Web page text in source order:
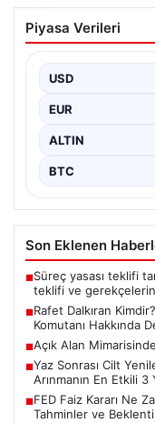
Rafet
Hava
Türkiye'nin askeri
Yüksek…
Piyasa Verileri
USD
EUR
ALTIN
BTC
Son Eklenen
■Süreç yasası teklifi
teklifi ve
■Rafet Dalkıran
Komutanı Hakkında
■Açık Alan
■Yaz Sonrası Cilt
Arınmanın En Etkili 3
■FED Faiz Kararı Ne
Tahminler ve